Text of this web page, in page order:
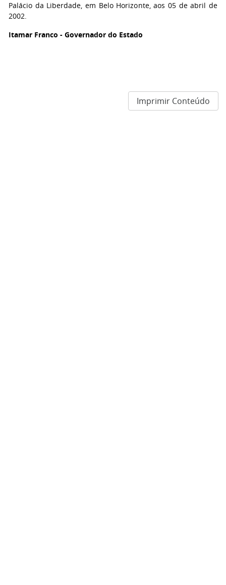
Palácio da Liberdade, em Belo Horizonte, aos 05 de abril de
2002.
Itamar Franco - Governador do Estado
Imprimir Conteúdo